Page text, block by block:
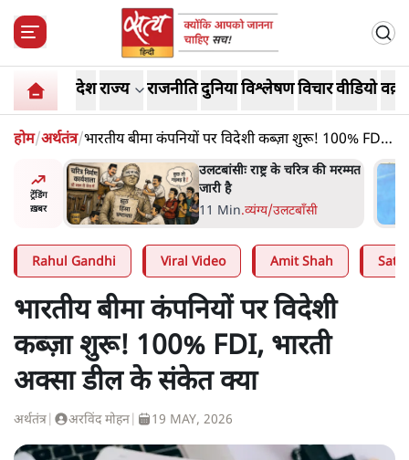
देशराज्य राजनीतिदुनियाविश्लेषणविचारवीडियो
होम/अर्थतंत्र/भारतीय बीमा कंपनियों पर विदेशी कब्ज़ा शुरू! 100% FDI,
भारती अक्सा डील के संकेत क्या
ट्रेंडिंग
ख़बर
की मरम्मत
भागवत बोले- 'जेन ज़ी पर आँख
मूंदकर भरोसा, आंदोलन देश-
विरोधी नहीं'; अतुल लिमये बोले थे-
6 Min.देश
Rahul Gandhi Viral Video Amit Shah
भारतीय बीमा कंपनियों पर विदेशी
कब्ज़ा शुरू! 100% FDI, भारती
अक्सा डील के संकेत क्या
अर्थतंत्र अरविंद मोहन 19 MAY, 2026